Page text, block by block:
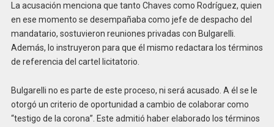
La acusación menciona que tanto Chaves como Rodríguez, quien
en ese momento se desempañaba como jefe de despacho del
mandatario, sostuvieron reuniones privadas con Bulgarelli.
Además, lo instruyeron para que él mismo redactara los términos
de referencia del cartel licitatorio.
Bulgarelli no es parte de este proceso, ni será acusado. A él se le
otorgó un criterio de oportunidad a cambio de colaborar como
“testigo de la corona”. Este admitió haber elaborado los términos